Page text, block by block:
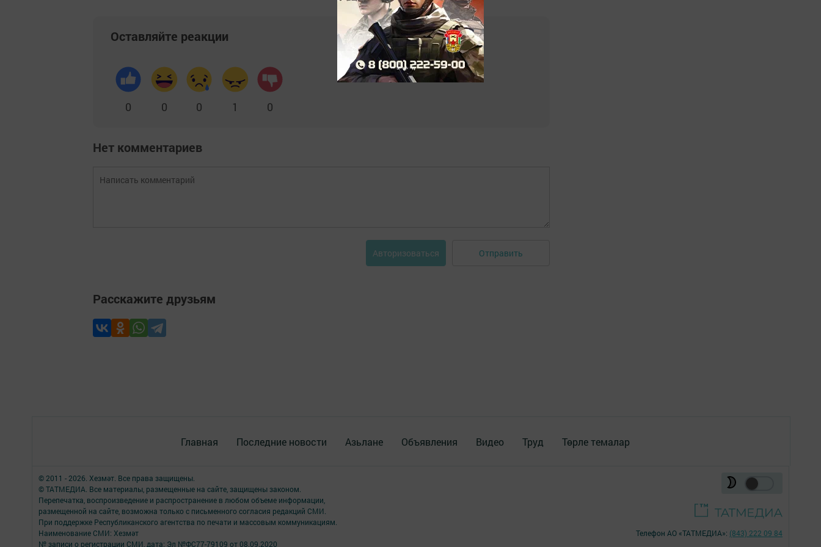
Оставляйте реакции
0 0 0 1 0
Нет комментариев
Авторизоваться Отправить
Расскажите друзьям
Главная Последние новости Азьлане Объявления Видео Труд Төрле темалар
© 2011 - 2026. Хезмәт. Все права защищены.
© ТАТМЕДИА. Все материалы, размещенные на сайте, защищены законом.
Перепечатка, воспроизведение и распространение в любом объеме информации,
размещенной на сайте, возможна только с письменного согласия редакций СМИ.
При поддержке Республиканского агентства по печати и массовым коммуникациям.
Наименование СМИ: Хезмәт
№ записи о регистрации СМИ, дата: Эл №ФС77-79109 от 08.09.2020
Телефон АО «ТАТМЕДИА»: (843) 222 09 84